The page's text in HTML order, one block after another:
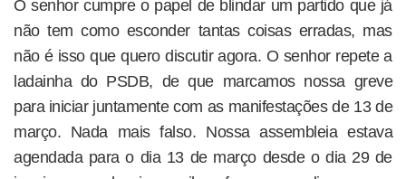
O senhor cumpre o papel de blindar um partido que já
não tem como esconder tantas coisas erradas, mas
não é isso que quero discutir agora. O senhor repete a
ladainha do PSDB, de que marcamos nossa greve
para iniciar juntamente com as manifestações de 13 de
março. Nada mais falso. Nossa assembleia estava
agendada para o dia 13 de março desde o dia 29 de